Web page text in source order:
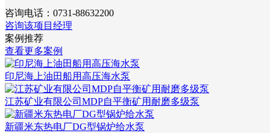
咨询电话： 0731-88632200
咨询该项目经理
案例推荐
查看更多案例
印尼海上油田船用高压海水泵
江苏矿业有限公司MDP自平衡矿用耐磨多级泵
新疆米东热电厂DG型锅炉给水泵